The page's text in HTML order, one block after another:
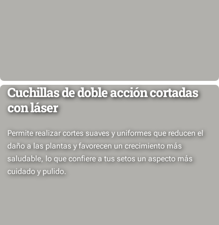
Cuchillas de doble acción cortadas
con láser
Permite realizar cortes suaves y uniformes que reducen el
daño a las plantas y favorecen un crecimiento más
saludable, lo que confiere a tus setos un aspecto más
cuidado y pulido.